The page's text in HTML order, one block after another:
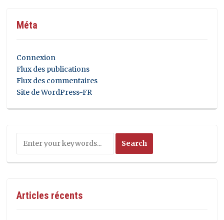
Méta
Connexion
Flux des publications
Flux des commentaires
Site de WordPress-FR
Articles récents